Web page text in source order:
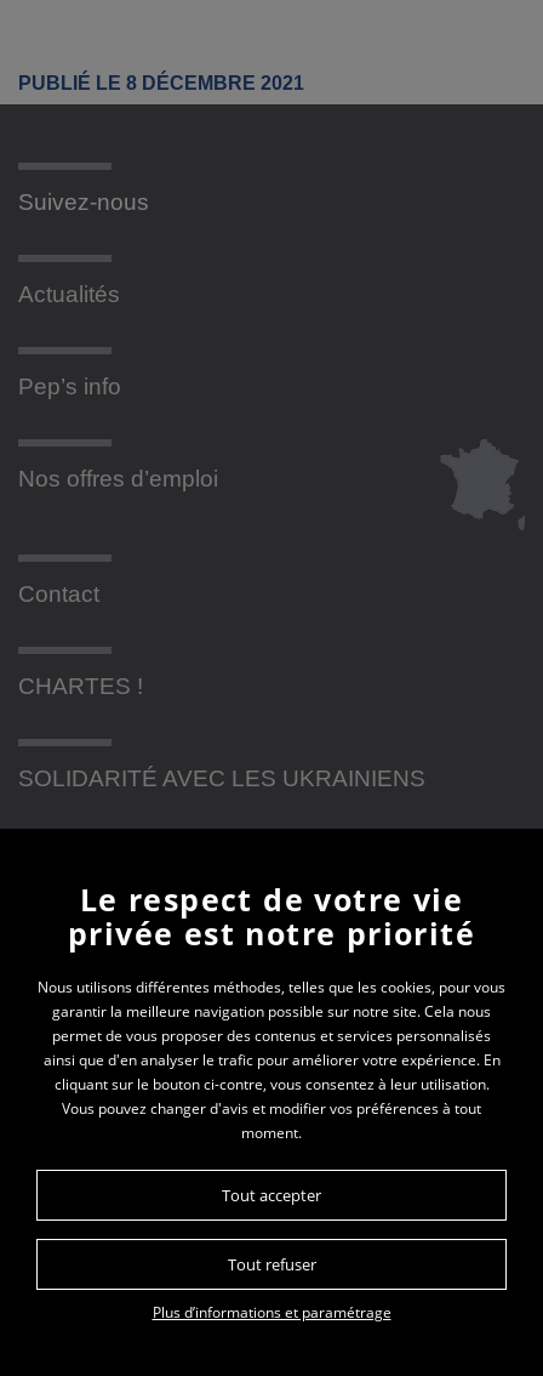
PUBLIÉ LE 8 DÉCEMBRE 2021
Suivez-nous
Actualités
Pep’s info
Nos offres d’emploi
Contact
CHARTES !
SOLIDARITÉ AVEC LES UKRAINIENS
Newsletter
En vous inscrivant à la newsletter, vous recevrez
toutes les actualités des PEP 74
Votre e-mail*
Données personnelles
Le respect de votre vie
privée est notre priorité
Nous utilisons différentes méthodes, telles que les cookies, pour vous
garantir la meilleure navigation possible sur notre site. Cela nous
permet de vous proposer des contenus et services personnalisés
ainsi que d'en analyser le trafic pour améliorer votre expérience. En
cliquant sur le bouton ci-contre, vous consentez à leur utilisation.
Vous pouvez changer d'avis et modifier vos préférences à tout
moment.
Tout accepter
Tout refuser
Plus d’informations et paramétrage